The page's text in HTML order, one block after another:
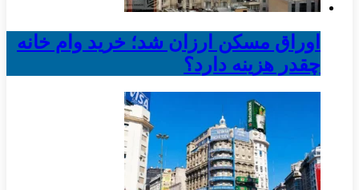
اوراق مسکن ارزان شد؛ خرید وام خانه
چقدر هزینه دارد؟